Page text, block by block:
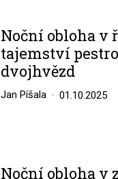
Noční obloha v
tajemství
dvojhvězd
Jan Píšala 01.10.2025
Noční obloha v